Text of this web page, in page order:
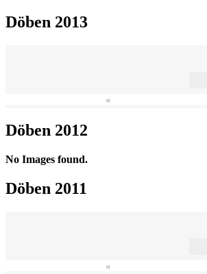
Döben 2013
«
Döben 2012
No Images found.
Döben 2011
«